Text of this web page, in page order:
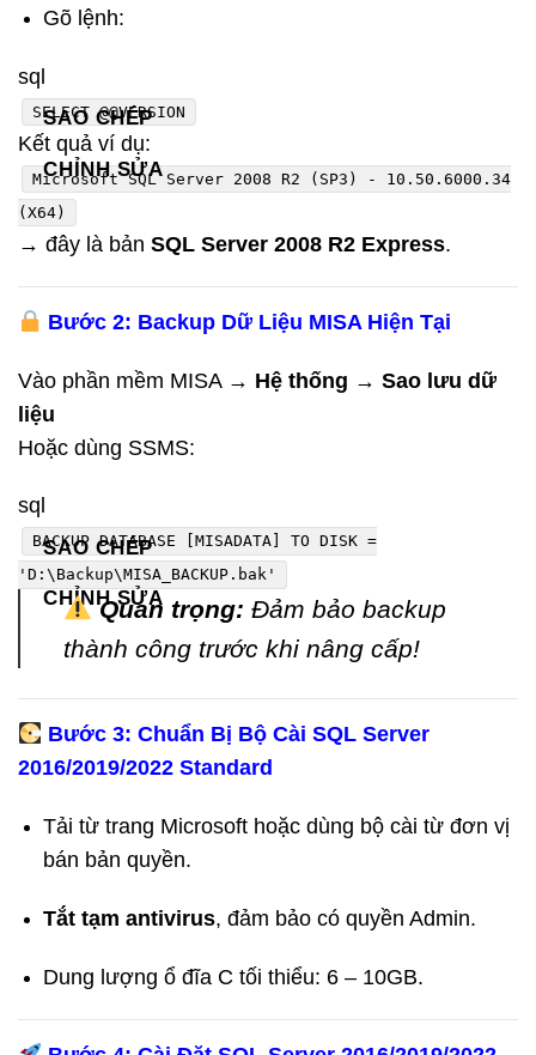
Gõ lệnh:
sql
SAO CHÉP
CHỈNH SỬA
SELECT @@VERSION
Kết quả ví dụ:
Microsoft SQL Server 2008 R2 (SP3) - 10.50.6000.34
(X64)
→ đây là bản SQL Server 2008 R2 Express.
Bước 2: Backup Dữ Liệu MISA Hiện Tại
Vào phần mềm MISA → Hệ thống → Sao lưu dữ
liệu
Hoặc dùng SSMS:
sql
SAO CHÉP
CHỈNH SỬA
BACKUP DATABASE [MISADATA]TO DISK=
'D:\Backup\MISA_BACKUP.bak'
Quan trọng: Đảm bảo backup
thành công trước khi nâng cấp!
Bước 3: Chuẩn Bị Bộ Cài SQL Server
2016/2019/2022 Standard
Tải từ trang Microsoft hoặc dùng bộ cài từ đơn vị
bán bản quyền.
Tắt tạm antivirus, đảm bảo có quyền Admin.
Dung lượng ổ đĩa C tối thiểu: 6 – 10GB.